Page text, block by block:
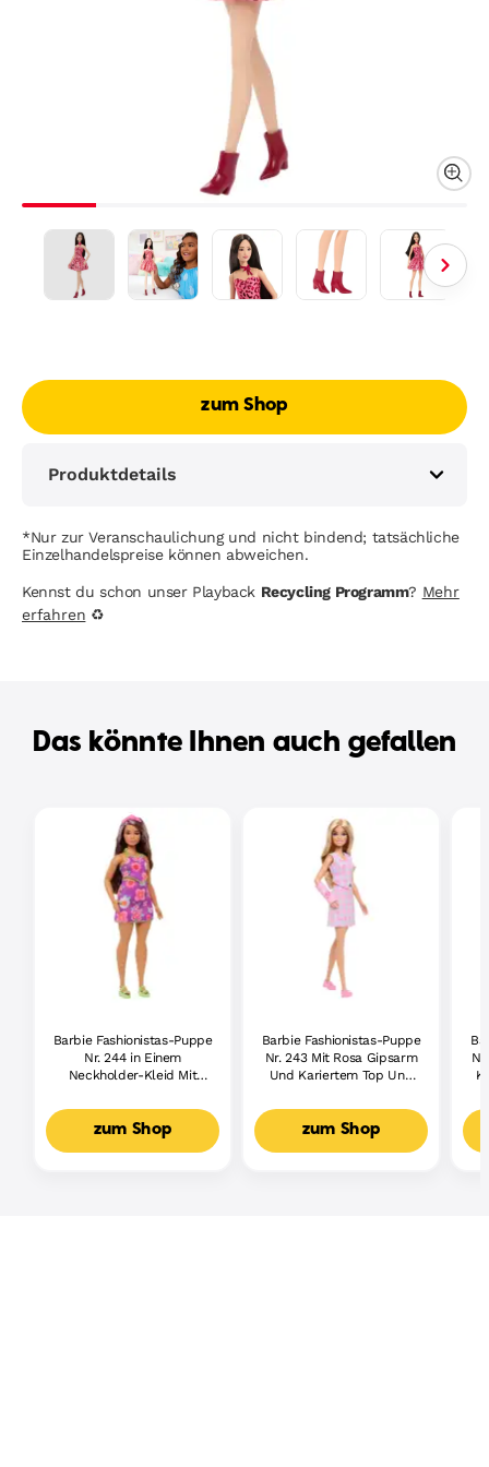
zum Shop
Produktdetails
*Nur zur Veranschaulichung und nicht bindend; tatsächliche
Einzelhandelspreise können abweichen.
Kennst du schon unser Playback Recycling Programm? Mehr
erfahren ♻
Das könnte Ihnen auch gefallen
Barbie Fashionistas-Puppe
Nr. 244 in Einem
Neckholder-Kleid Mit
Braunem Haar Mit
Violetten Strähnchen
zum Shop
Barbie Fashionistas-Puppe
Nr. 243 Mit Rosa Gipsarm
Und Kariertem Top Und
zum Shop